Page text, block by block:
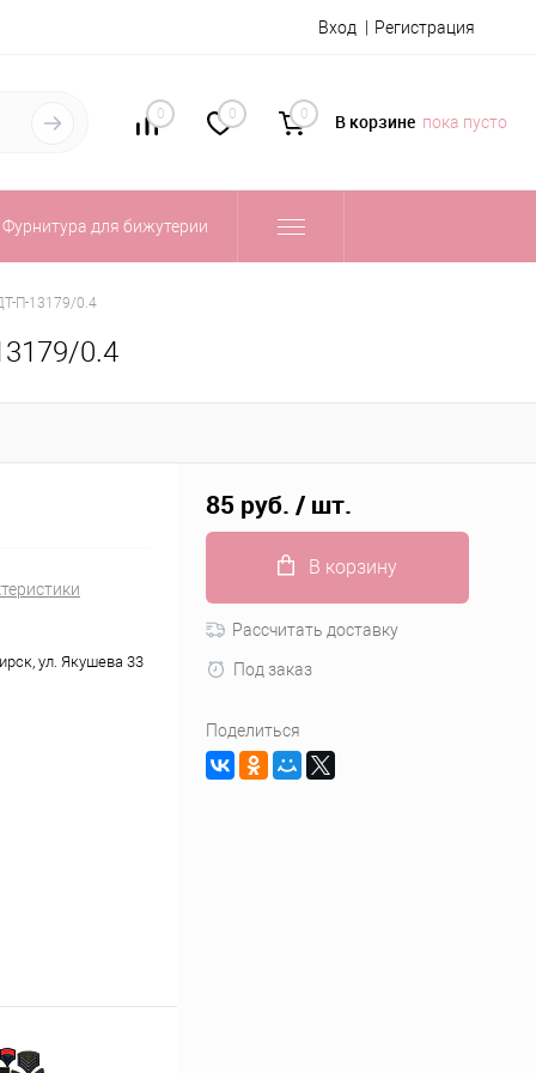
Вход Регистрация
0 0 0 В корзине пока пусто
Фурнитура для бижутерии
П-13179/0.4
0.4
ул. Якушева 33
85 руб. / шт.
В корзину
Рассчитать доставку
Под заказ
Поделиться